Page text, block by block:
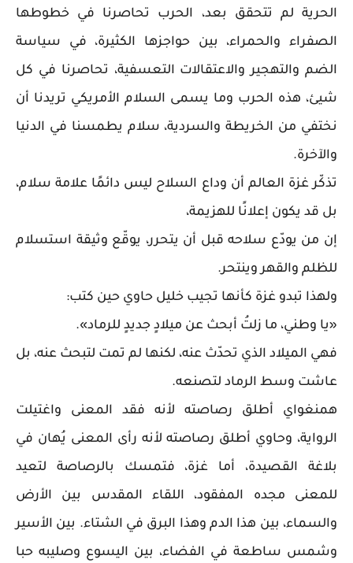
الحرية لم تتحقق بعد، الحرب تحاصرنا في خطوطها
الصفراء والحمراء، بين حواجزها الكثيرة، في سياسة
الضم والتهجير والاعتقالات التعسفية، تحاصرنا في كل
شيئ، هذه الحرب وما يسمى السلام الأمريكي تريدنا أن
نختفي من الخريطة والسردية، سلام يطمسنا في الدنيا
والآخرة.
تذكّر غزة العالم أن وداع السلاح ليس دائمًا علامة سلام،
بل قد يكون إعلانًا للهزيمة،
إن من يودّع سلاحه قبل أن يتحرر، يوقّع وثيقة استسلام
للظلم والقهر وينتحر.
ولهذا تبدو غزة كأنها تجيب خليل حاوي حين كتب:
«يا وطني، ما زلتُ أبحث عن ميلادٍ جديدٍ للرماد».
فهي الميلاد الذي تحدّث عنه، لكنها لم تمت لتبحث عنه، بل
عاشت وسط الرماد لتصنعه.
همنغواي أطلق رصاصته لأنه فقد المعنى واغتيلت
الرواية، وحاوي أطلق رصاصته لأنه رأى المعنى يُهان في
بلاغة القصيدة، أما غزة، فتمسك بالرصاصة لتعيد
للمعنى مجده المفقود، اللقاء المقدس بين الأرض
والسماء، بين هذا الدم وهذا البرق في الشتاء. بين الأسير
وشمس ساطعة في الفضاء، بين اليسوع وصليبه حبا